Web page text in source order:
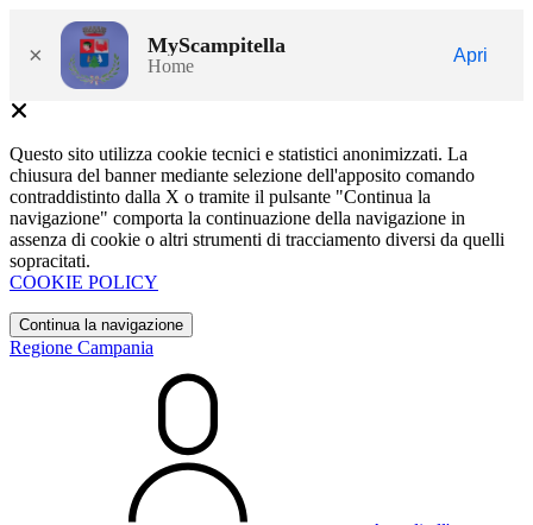
× MyScampitella
Home
Apri
Questo sito utilizza cookie tecnici e statistici anonimizzati. La
chiusura del banner mediante selezione dell'apposito comando
contraddistinto dalla X o tramite il pulsante "Continua la
navigazione" comporta la continuazione della navigazione in
assenza di cookie o altri strumenti di tracciamento diversi da quelli
sopracitati.
COOKIE POLICY
Continua la navigazione
Regione Campania